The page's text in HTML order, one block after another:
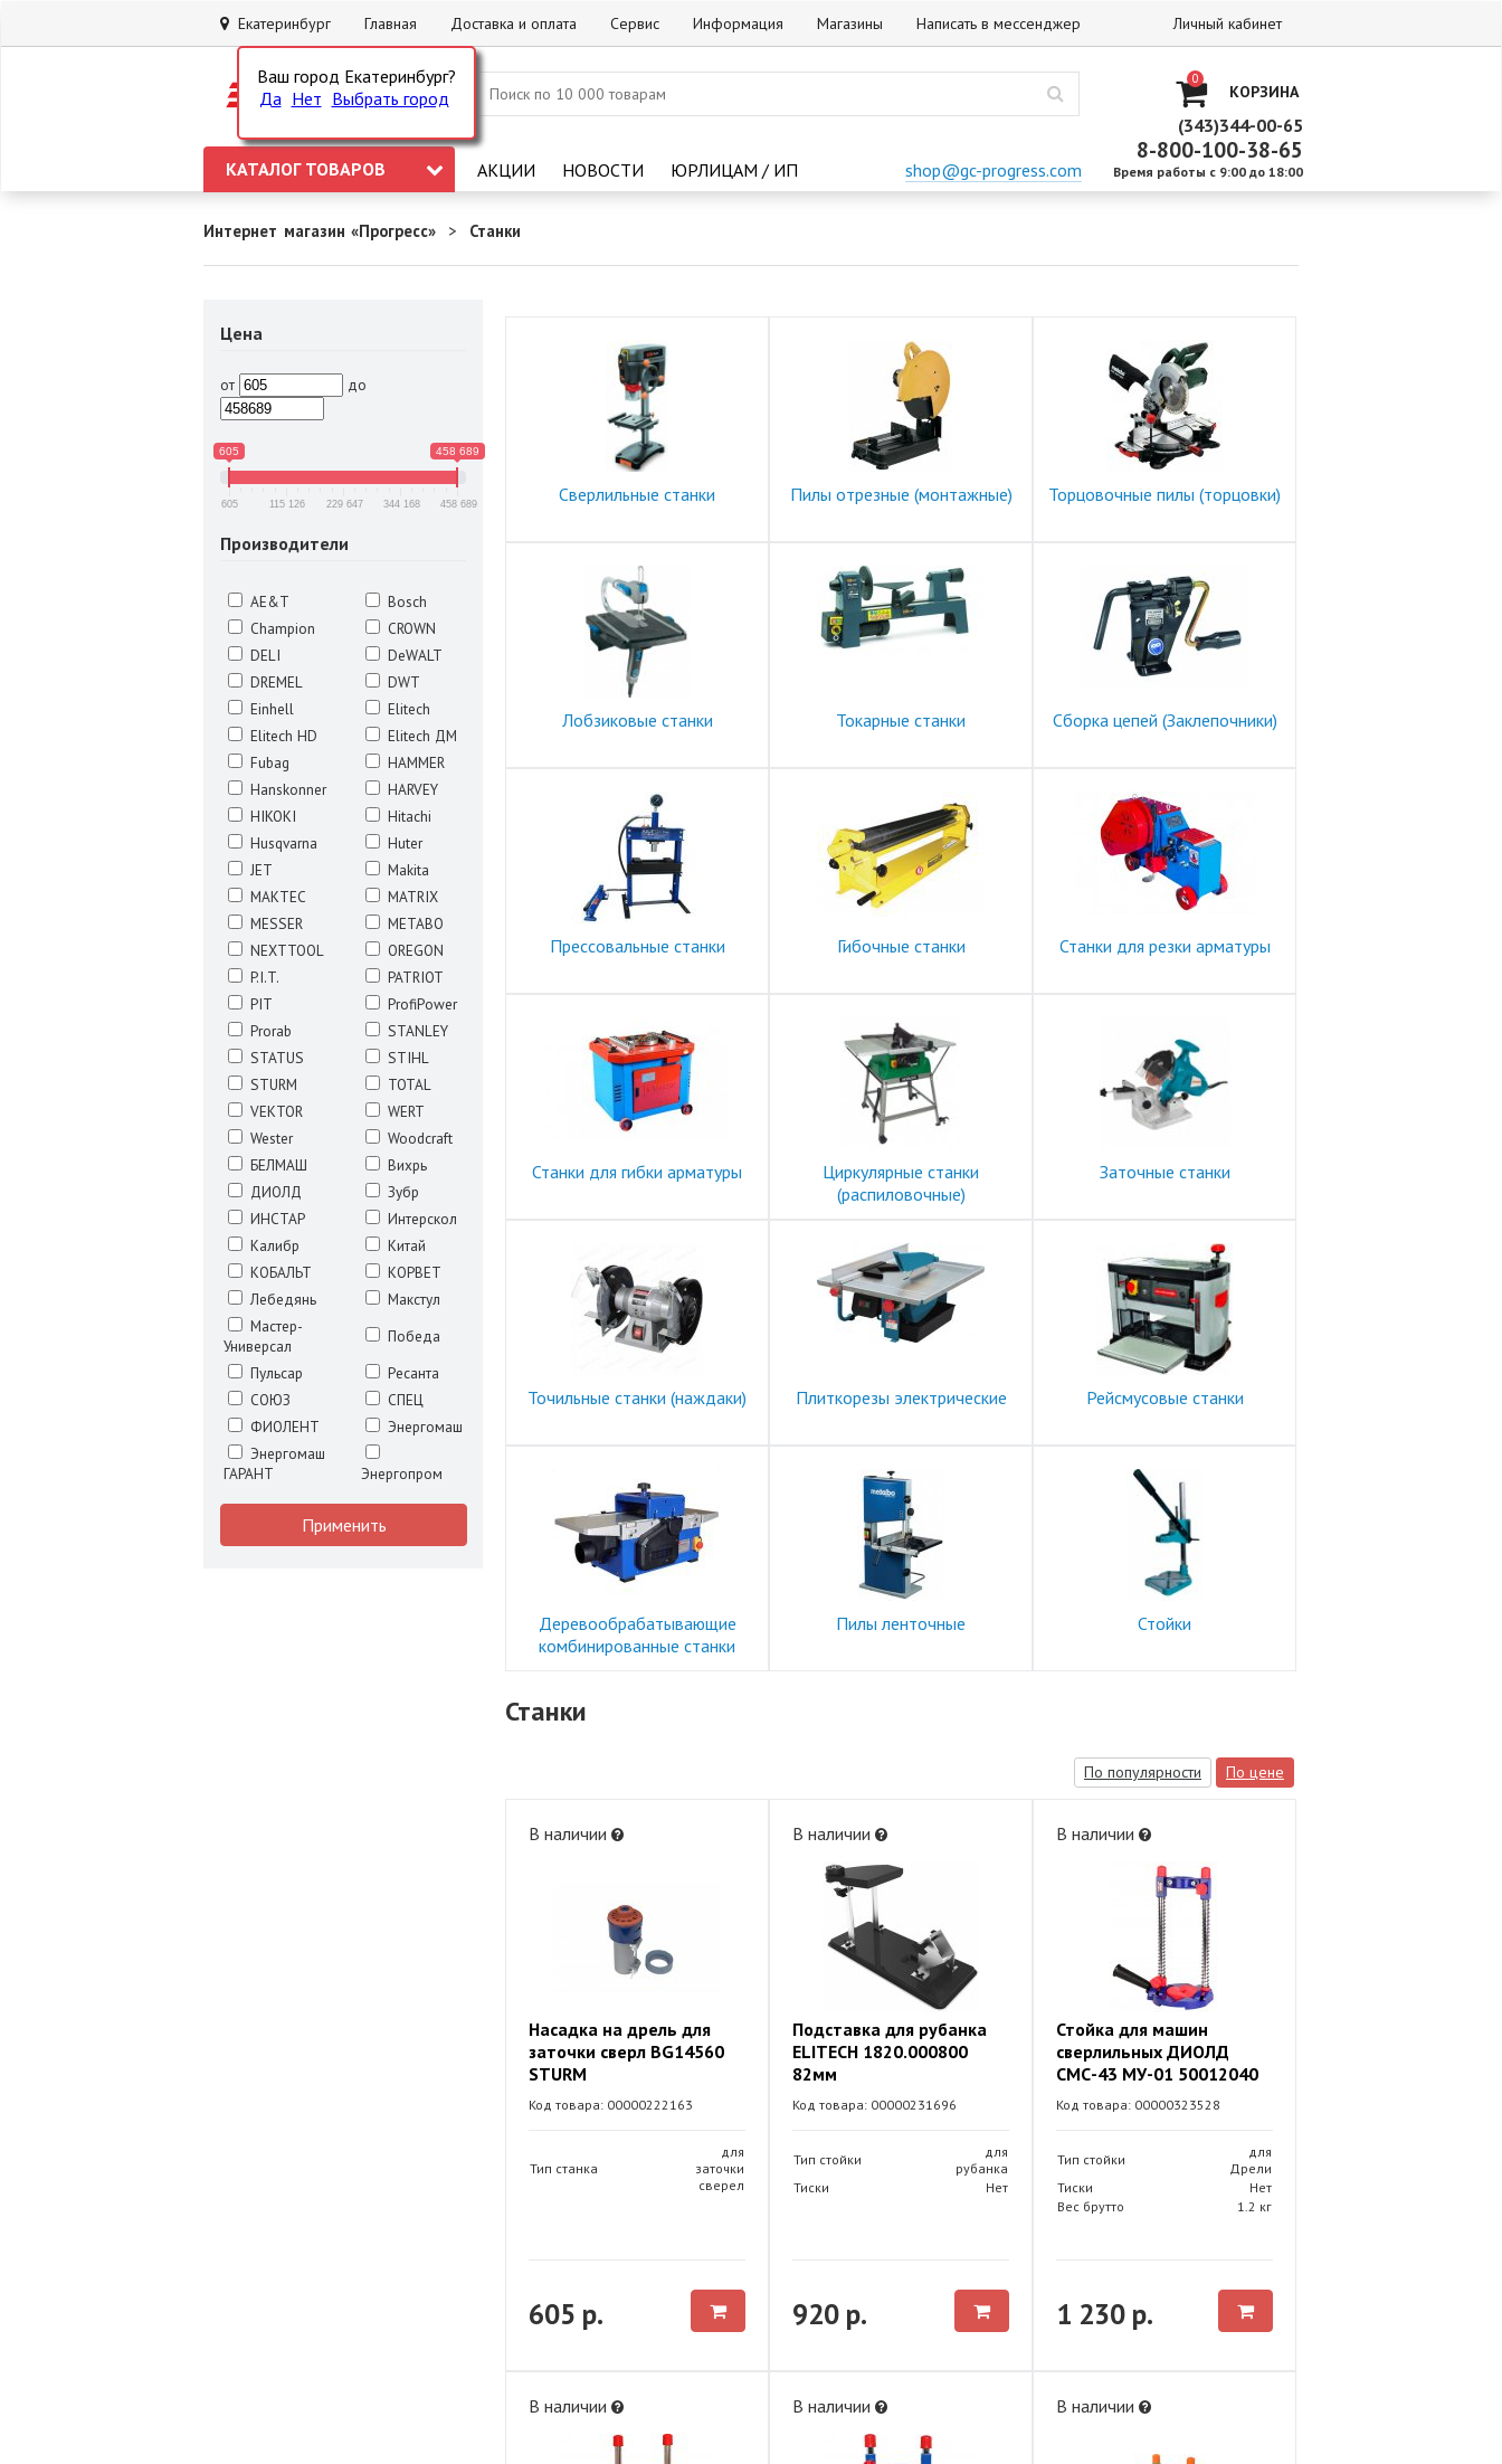
Екатеринбург Главная Доставка и оплата Сервис Информация Магазины Написать в мессенджер Личный кабинет
Ваш город Екатеринбург?
Да Нет Выбрать город
0
КОРЗИНА
КАТАЛОГ ТОВАРОВ АКЦИИ НОВОСТИ ЮРЛИЦАМ / ИП shop@gc-progress.com
(343)344-00-65
8-800-100-38-65
Время работы с 9:00 до 18:00
Интернет магазин «Прогресс» Станки
Цена
от до
605 458 689
605 115 126 229 647 344 168 458 689
Производители
AE&T
Bosch
Champion
CROWN
DELI
DeWALT
DREMEL
DWT
Einhell
Elitech
Elitech HD
Elitech ДМ
Fubag
HAMMER
Hanskonner
HARVEY
HIKOKI
Hitachi
Husqvarna
Huter
JET
Makita
MAKTEC
MATRIX
MESSER
METABO
NEXTTOOL
OREGON
P.I.T.
PATRIOT
PIT
ProfiPower
Prorab
STANLEY
STATUS
STIHL
STURM
TOTAL
VEKTOR
WERT
Wester
Woodcraft
БЕЛМАШ
Вихрь
ДИОЛД
Зубр
ИНСТАР
Интерскол
Калибр
Китай
КОБАЛЬТ
КОРВЕТ
Лебедянь
Макстул
Мастер-
Универсал
Победа
Пульсар
Ресанта
СОЮЗ
СПЕЦ
ФИОЛЕНТ
Энергомаш
Энергомаш
ГАРАНТ
Энергопром
Применить
Сверлильные станки Пилы отрезные (монтажные) Торцовочные пилы (торцовки)
Лобзиковые станки Токарные станки Сборка цепей (Заклепочники)
Прессовальные станки Гибочные станки Станки для резки арматуры
Станки для гибки арматуры
Циркулярные станки
(распиловочные)
Заточные станки
Точильные станки (наждаки) Плиткорезы электрические Рейсмусовые станки
Деревообрабатывающие
комбинированные станки
Пилы ленточные Стойки
Станки
По популярности По цене
В наличии
Насадка на дрель для
заточки сверл BG14560
STURM
Код товара: 00000222163
Тип станка
для
заточки
сверел
605 р.
В наличии
Подставка для рубанка
ELITECH 1820.000800
82мм
Код товара: 00000231696
Тип стойки
для
рубанка
Тиски
Нет
920 р.
В наличии
Стойка для машин
сверлильных ДИОЛД
СМС-43 МУ-01 50012040
Код товара: 00000323528
Тип стойки
для
Дрели
Тиски
Нет
Вес брутто
1.2 кг
1 230 р.
В наличии В наличии В наличии